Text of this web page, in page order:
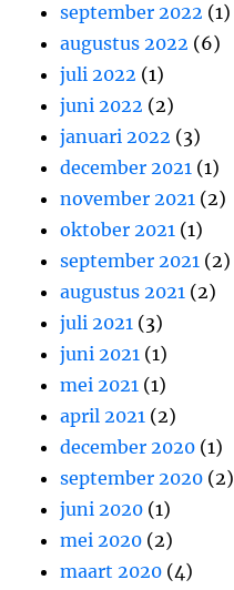
september 2022 (1)
augustus 2022 (6)
juli 2022 (1)
juni 2022 (2)
januari 2022 (3)
december 2021 (1)
november 2021 (2)
oktober 2021 (1)
september 2021 (2)
augustus 2021 (2)
juli 2021 (3)
juni 2021 (1)
mei 2021 (1)
april 2021 (2)
december 2020 (1)
september 2020 (2)
juni 2020 (1)
mei 2020 (2)
maart 2020 (4)